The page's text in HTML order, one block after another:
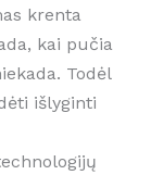
krenta
kai pučia
Todėl
išlyginti